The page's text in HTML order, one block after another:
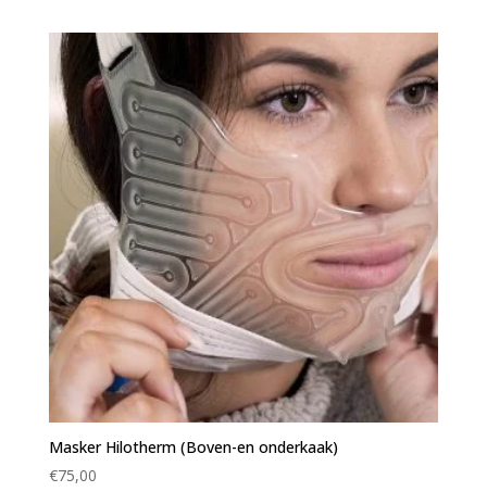
Masker Hilotherm (Boven-en onderkaak)
€75,00